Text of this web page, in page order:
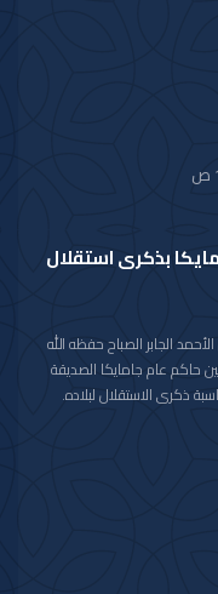
بذكرى استقلال
الجابر الصباح حفظه الله
حاكم عام جامايكا الصديقة
ذكرى الاستقلال لبلاده.